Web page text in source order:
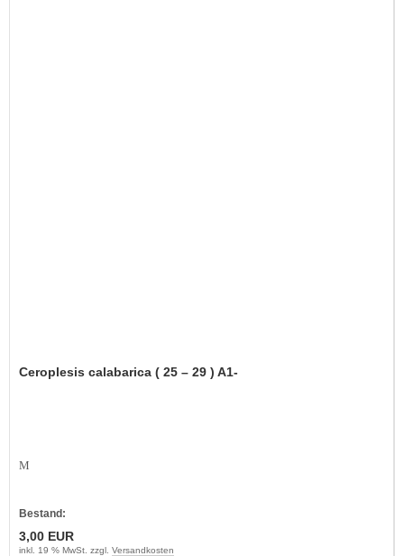
Ceroplesis calabarica ( 25 – 29 ) A1-
M
Bestand:
3,00 EUR
inkl. 19 % MwSt. zzgl. Versandkosten